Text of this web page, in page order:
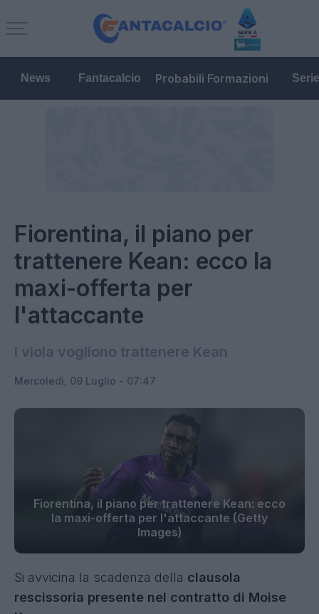
News Fantacalcio Probabili Formazioni
Fiorentina, il piano per
trattenere Kean: ecco la
maxi-offerta per
l'attaccante
I viola vogliono trattenere Kean
Mercoledì, 09 Luglio - 07:47
Fiorentina, il piano per trattenere Kean: ecco
la maxi-offerta per l'attaccante (Getty
Images)
Si avvicina la scadenza della clausola
rescissoria presente nel contratto di Moise